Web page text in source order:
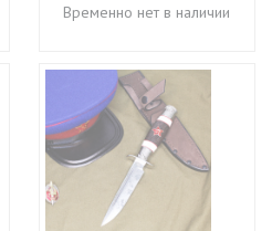
Временно нет в наличии